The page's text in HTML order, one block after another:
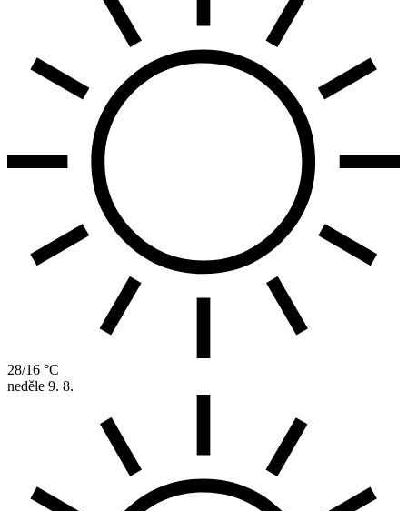
28/16 °C
neděle 9. 8.